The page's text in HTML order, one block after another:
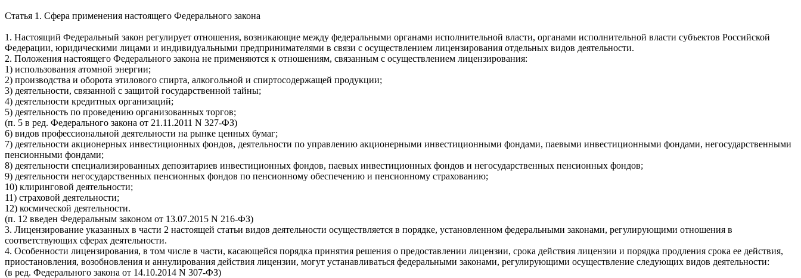
Статья 1. Сфера применения настоящего Федерального закона
1. Настоящий Федеральный закон регулирует отношения, возникающие между федеральными органами исполнительной власти, органами исполнительной власти субъектов Российской
Федерации, юридическими лицами и индивидуальными предпринимателями в связи с осуществлением лицензирования отдельных видов деятельности.
2. Положения настоящего Федерального закона не применяются к отношениям, связанным с осуществлением лицензирования:
1) использования атомной энергии;
2) производства и оборота этилового спирта, алкогольной и спиртосодержащей продукции;
3) деятельности, связанной с защитой государственной тайны;
4) деятельности кредитных организаций;
5) деятельность по проведению организованных торгов;
(п. 5 в ред. Федерального закона от 21.11.2011 N 327-ФЗ)
6) видов профессиональной деятельности на рынке ценных бумаг;
7) деятельности акционерных инвестиционных фондов, деятельности по управлению акционерными инвестиционными фондами, паевыми инвестиционными фондами, негосударственными
пенсионными фондами;
8) деятельности специализированных депозитариев инвестиционных фондов, паевых инвестиционных фондов и негосударственных пенсионных фондов;
9) деятельности негосударственных пенсионных фондов по пенсионному обеспечению и пенсионному страхованию;
10) клиринговой деятельности;
11) страховой деятельности;
12) космической деятельности.
(п. 12 введен Федеральным законом от 13.07.2015 N 216-ФЗ)
3. Лицензирование указанных в части 2 настоящей статьи видов деятельности осуществляется в порядке, установленном федеральными законами, регулирующими отношения в
соответствующих сферах деятельности.
4. Особенности лицензирования, в том числе в части, касающейся порядка принятия решения о предоставлении лицензии, срока действия лицензии и порядка продления срока ее действия,
приостановления, возобновления и аннулирования действия лицензии, могут устанавливаться федеральными законами, регулирующими осуществление следующих видов деятельности:
(в ред. Федерального закона от 14.10.2014 N 307-ФЗ)